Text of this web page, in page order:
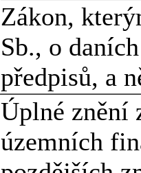
Zákon,
Sb., o
předpisů, a
Úplné znění
územních